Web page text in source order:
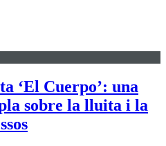
‘El Cuerpo’: una
sobre la lluita i la